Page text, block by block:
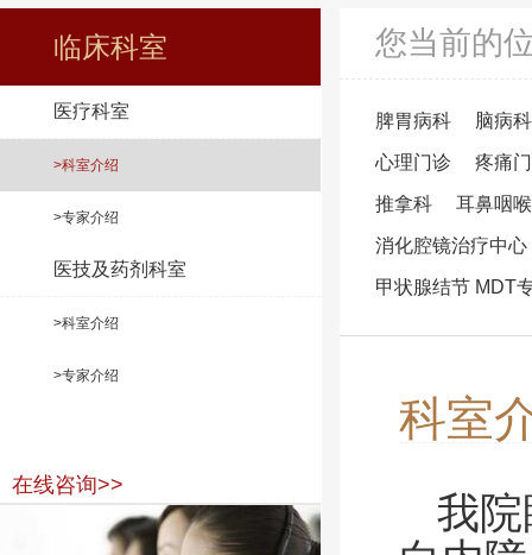
临床科室
医疗科室
>科室介绍
>专家介绍
医技及药剂科室
>科室介绍
>专家介绍
在线咨询>>
您当前的
脾胃病科 脑病科
心理门诊 疼痛
推拿科 耳鼻咽
消化腔镜治疗中心
甲状腺结节 MDT
科室
我